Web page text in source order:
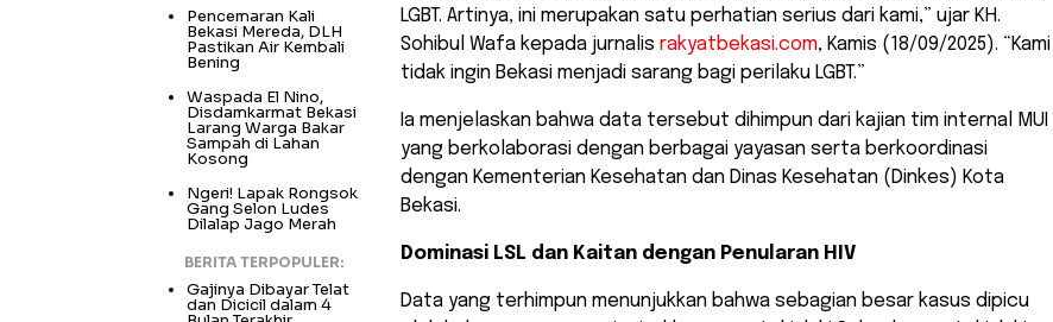
LGBT. Artinya, ini merupakan satu perhatian serius dari kami,” ujar KH.
Sohibul Wafa kepada jurnalis rakyatbekasi.com, Kamis (18/09/2025). “Kami
tidak ingin Bekasi menjadi sarang bagi perilaku LGBT.”
​Ia menjelaskan bahwa data tersebut dihimpun dari kajian tim internal MUI
yang berkolaborasi dengan berbagai yayasan serta berkoordinasi
dengan Kementerian Kesehatan dan Dinas Kesehatan (Dinkes) Kota
Bekasi.
Dominasi LSL dan Kaitan dengan Penularan HIV
Data yang terhimpun menunjukkan bahwa sebagian besar kasus dipicu
Pencemaran Kali
Bekasi Mereda, DLH
Pastikan Air Kembali
Bening
Waspada El Nino,
Disdamkarmat Bekasi
Larang Warga Bakar
Sampah di Lahan
Kosong
Ngeri! Lapak Rongsok
Gang Selon Ludes
Dilalap Jago Merah
BERITA TERPOPULER:
Gajinya Dibayar Telat
dan Dicicil dalam 4